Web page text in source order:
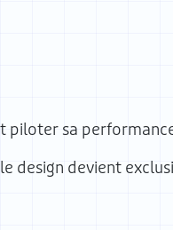
piloter sa
design devient